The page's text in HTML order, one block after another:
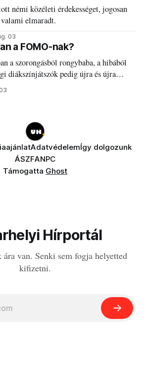
némi közéleti érdekességet, jogosan
elmaradt.
03
a FOMO-nak?
a szorongásból rongybaba, a hibából
diákszínjátszók pedig újra és újra
AdatvédelemÍgy dolgozunk
ÁSZFANPC
Támogatta Ghost
Hírportál
ára van. Senki sem fogja helyetted
kifizetni.